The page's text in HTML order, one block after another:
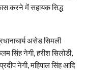
करने में सहायक सिद्ध
असेड सिमली
सिंह नेगी, हरीश सिलोडी,
नेगी, महिपाल सिंह आदि